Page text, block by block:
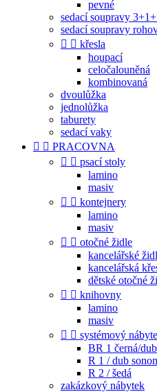
pevné
sedací soupravy
sedací soupravy
  křesla
houpací
celočalouněná
kombinovaná
dvoulůžka
jednolůžka
taburety
sedací vaky
  PRACOVNA
  psací stoly
lamino
masiv
  kontejnery
lamino
masiv
  otočné židle
kancelářské
kancelářská
dětské otočné
  knihovny
lamino
masiv
  systémový
BR 1 černá/dub
R 1 / dub
R 2 / šedá
zakázkový nábytek